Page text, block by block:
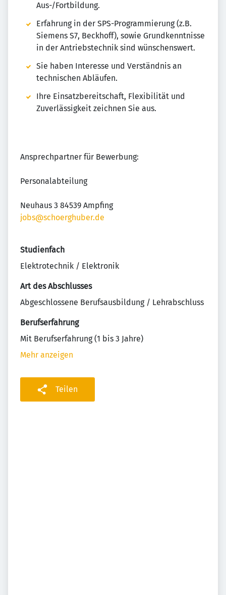
Aus-/Fortbildung.
Erfahrung in der SPS-Programmierung (z.B.
Siemens S7, Beckhoff), sowie Grundkenntnisse
in der Antriebstechnik sind wünschenswert.
Sie haben Interesse und Verständnis an
technischen Abläufen.
Ihre Einsatzbereitschaft, Flexibilität und
Zuverlässigkeit zeichnen Sie aus.
Ansprechpartner für Bewerbung:
Personalabteilung
Neuhaus 3 84539 Ampfing
jobs@schoerghuber.de
Studienfach
Elektrotechnik / Elektronik
Art des Abschlusses
Abgeschlossene Berufsausbildung / Lehrabschluss
Berufserfahrung
Mit Berufserfahrung (1 bis 3 Jahre)
Mehr anzeigen
Teilen